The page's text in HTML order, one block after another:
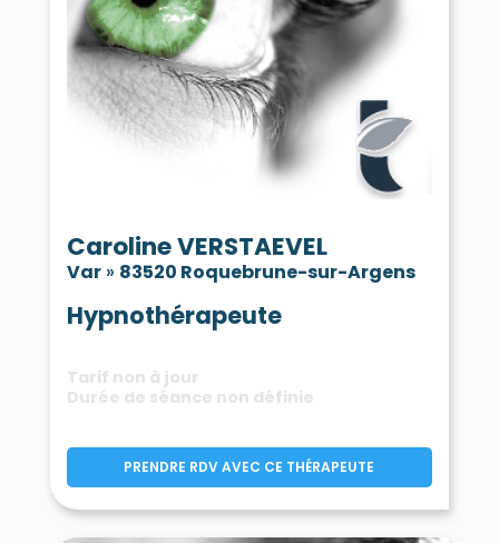
Caroline VERSTAEVEL
Var» 83520 Roquebrune-sur-Argens
Hypnothérapeute
Tarif non à jour
Durée de séance non définie
PRENDRE RDV AVEC CE THÉRAPEUTE